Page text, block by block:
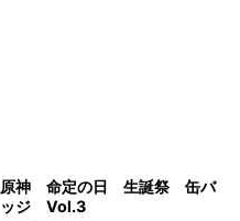
原神 命定の日 生誕祭 缶バ
ッジ Vol.3